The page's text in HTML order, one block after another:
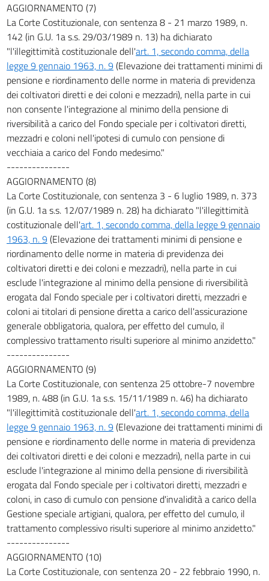
AGGIORNAMENTO (7)
La Corte Costituzionale, con sentenza 8 - 21 marzo 1989, n.
142 (in G.U. 1a s.s. 29/03/1989 n. 13) ha dichiarato
"l'illegittimità costituzionale dell'art. 1, secondo comma, della
legge 9 gennaio 1963, n. 9 (Elevazione dei trattamenti minimi di
pensione e riordinamento delle norme in materia di previdenza
dei coltivatori diretti e dei coloni e mezzadri), nella parte in cui
non consente l'integrazione al minimo della pensione di
riversibilità a carico del Fondo speciale per i coltivatori diretti,
mezzadri e coloni nell'ipotesi di cumulo con pensione di
vecchiaia a carico del Fondo medesimo."
---------------
AGGIORNAMENTO (8)
La Corte Costituzionale, con sentenza 3 - 6 luglio 1989, n. 373
(in G.U. 1a s.s. 12/07/1989 n. 28) ha dichiarato "l'illegittimità
costituzionale dell'art. 1, secondo comma, della legge 9 gennaio
1963, n. 9 (Elevazione dei trattamenti minimi di pensione e
riordinamento delle norme in materia di previdenza dei
coltivatori diretti e dei coloni e mezzadri), nella parte in cui
esclude l'integrazione al minimo della pensione di riversibilità
erogata dal Fondo speciale per i coltivatori diretti, mezzadri e
coloni ai titolari di pensione diretta a carico dell'assicurazione
generale obbligatoria, qualora, per effetto del cumulo, il
complessivo trattamento risulti superiore al minimo anzidetto."
---------------
AGGIORNAMENTO (9)
La Corte Costituzionale, con sentenza 25 ottobre-7 novembre
1989, n. 488 (in G.U. 1a s.s. 15/11/1989 n. 46) ha dichiarato
"l'illegittimità costituzionale dell'art. 1, secondo comma, della
legge 9 gennaio 1963, n. 9 (Elevazione dei trattamenti minimi di
pensione e riordinamento delle norme in materia di previdenza
dei coltivatori diretti e dei coloni e mezzadri), nella parte in cui
esclude l'integrazione al minimo della pensione di riversibilità
erogata dal Fondo speciale per i coltivatori diretti, mezzadri e
coloni, in caso di cumulo con pensione d'invalidità a carico della
Gestione speciale artigiani, qualora, per effetto del cumulo, il
trattamento complessivo risulti superiore al minimo anzidetto."
---------------
AGGIORNAMENTO (10)
La Corte Costituzionale, con sentenza 20 - 22 febbraio 1990, n.